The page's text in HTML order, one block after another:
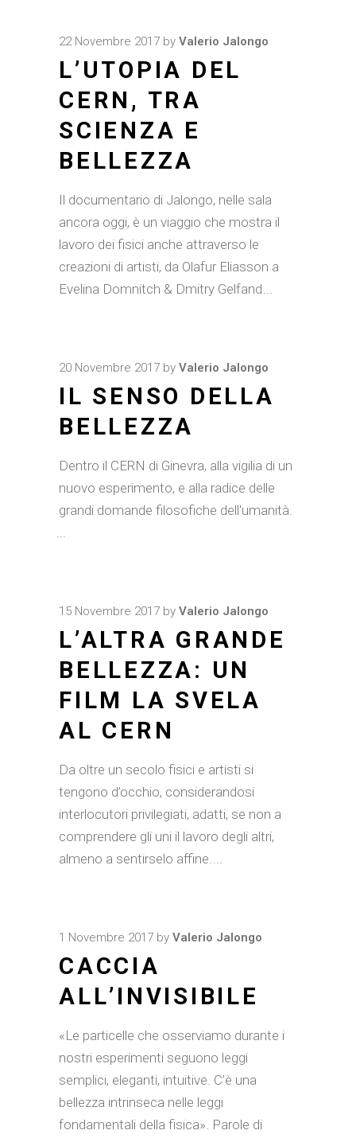
22 Novembre 2017 by Valerio Jalongo
L’UTOPIA DEL
CERN, TRA
SCIENZA E
BELLEZZA
Il documentario di Jalongo, nelle sala
ancora oggi, è un viaggio che mostra il
lavoro dei fisici anche attraverso le
creazioni di artisti, da Olafur Eliasson a
Evelina Domnitch & Dmitry Gelfand
20 Novembre 2017 by Valerio Jalongo
IL SENSO DELLA
BELLEZZA
Dentro il CERN di Ginevra, alla vigilia di un
nuovo esperimento, e alla radice delle
grandi domande filosofiche dell'umanità.
15 Novembre 2017 by Valerio Jalongo
L’ALTRA GRANDE
BELLEZZA: UN
FILM LA SVELA
AL CERN
Da oltre un secolo fisici e artisti si
tengono d’occhio, considerandosi
interlocutori privilegiati, adatti, se non a
comprendere gli uni il lavoro degli altri,
almeno a sentirselo affine.
1 Novembre 2017 by Valerio Jalongo
CACCIA
ALL’INVISIBILE
«Le particelle che osserviamo durante i
nostri esperimenti seguono leggi
semplici, eleganti, intuitive. C’è una
bellezza intrinseca nelle leggi
fondamentali della fisica». Parole di